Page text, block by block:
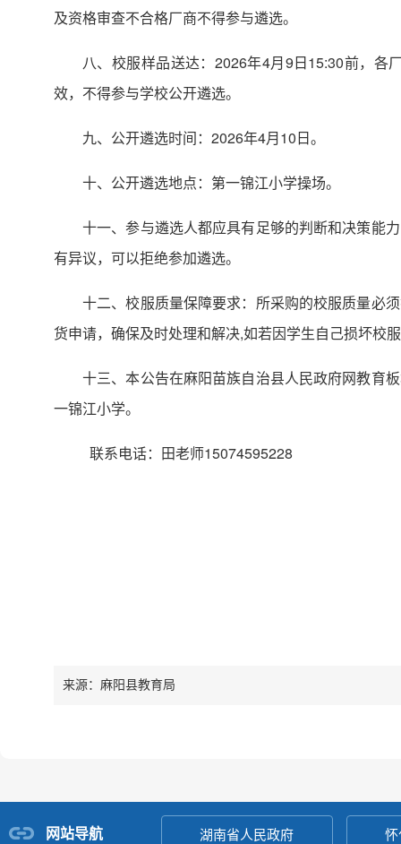
及资格审查不合格厂商不得参与遴选。
八、校服样品送达：2026年4月9日15:30前，各
效，不得参与学校公开遴选。
九、公开遴选时间：2026年4月10日。
十、公开遴选地点：第一锦江小学操场。
十一、参与遴选人都应具有足够的判断和决策能
有异议，可以拒绝参加遴选。
十二、校服质量保障要求：所采购的校服质量必
货申请，确保及时处理和解决,如若因学生自己损坏校
十三、本公告在麻阳苗族自治县人民政府网教育
一锦江小学。
联系电话：田老师15074595228
来源：麻阳县教育局
网站导航 湖南省人民政府